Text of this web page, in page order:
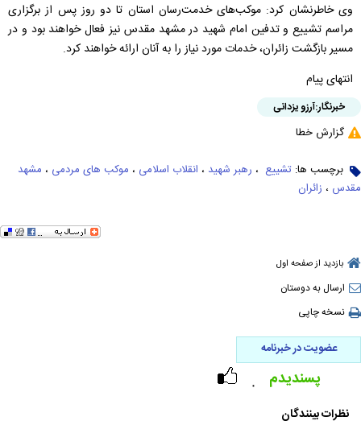
وی خاطرنشان کرد: موکب‌های خدمت‌رسان استان تا دو روز پس از برگزاری
مراسم تشییع و تدفین امام شهید در مشهد مقدس نیز فعال خواهند بود و در
مسیر بازگشت زائران، خدمات مورد نیاز را به آنان ارائه خواهند کرد.
انتهای پیام
خبرنگار:آرزو یزدانی
گزارش خطا
برچسب ها: تشییع ‌ ، رهبر شهید ، انقلاب اسلامی ، موکب های مردمی ، مشهد
مقدس ، زائران‌
بازدید از صفحه اول
ارسال به دوستان
نسخه چاپی
عضویت در خبرنامه
۰ پسندیدم
نظرات بینندگان